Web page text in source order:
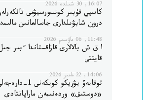
16:07, 30 شىلدە 2026
كاسپي قۇبىر كونسورسيۋمى
درون شابۋىلدارى جاسالعانىن
11:48, 06 ماۋسىم 2026
ا ق ش بالالارى قازاقستاندا ءبىر
قايتتى
14:06, 22 مامىر 2026
توقايەۆ يۋريكو كويكەنى 1-
«دوستىق» وردەنىمەن ماراپاتتادى